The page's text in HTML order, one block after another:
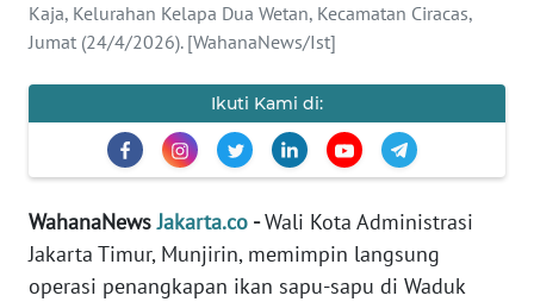
Kaja, Kelurahan Kelapa Dua Wetan, Kecamatan Ciracas,
Jumat (24/4/2026). [WahanaNews/Ist]
Ikuti Kami di:
WahanaNewsJakarta.co -Wali Kota Administrasi
Jakarta Timur, Munjirin, memimpin langsung
operasi penangkapan ikan sapu-sapu di Waduk
KAMI
SIBER
KARIR